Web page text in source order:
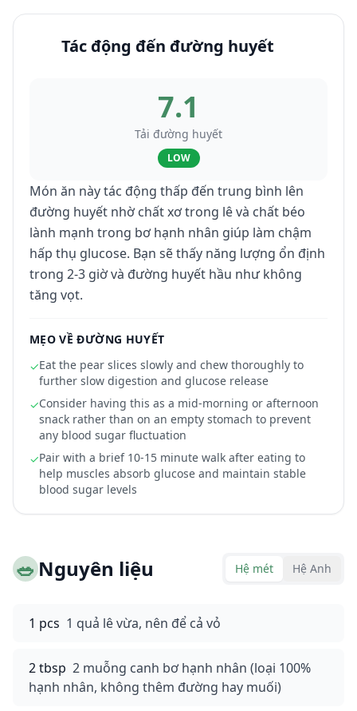
Tác động đến đường huyết
7.1
Tải đường huyết
LOW
Món ăn này tác động thấp đến trung bình lên
đường huyết nhờ chất xơ trong lê và chất béo
lành mạnh trong bơ hạnh nhân giúp làm chậm
hấp thụ glucose. Bạn sẽ thấy năng lượng ổn định
trong 2-3 giờ và đường huyết hầu như không
tăng vọt.
MẸO VỀ ĐƯỜNG HUYẾT
✓Eat the pear slices slowly and chew thoroughly to
further slow digestion and glucose release
✓Consider having this as a mid-morning or afternoon
snack rather than on an empty stomach to prevent
any blood sugar fluctuation
✓Pair with a brief 10-15 minute walk after eating to
help muscles absorb glucose and maintain stable
blood sugar levels
🥗Nguyên liệu Hệ mét Hệ Anh
1 pcs 1 quả lê vừa, nên để cả vỏ
2 tbsp 2 muỗng canh bơ hạnh nhân (loại 100%
hạnh nhân, không thêm đường hay muối)